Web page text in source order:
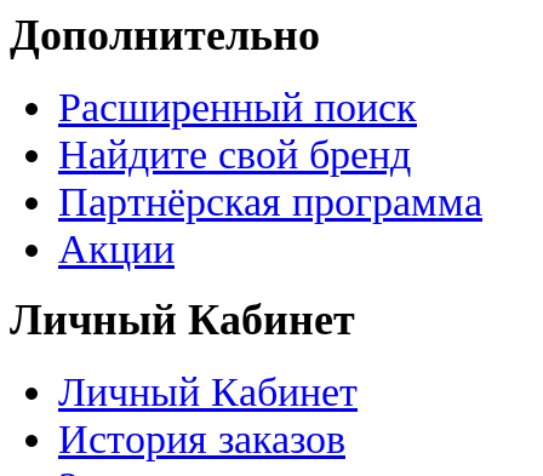
Дополнительно
Расширенный поиск
Найдите свой бренд
Партнёрская программа
Акции
Личный Кабинет
Личный Кабинет
История заказов